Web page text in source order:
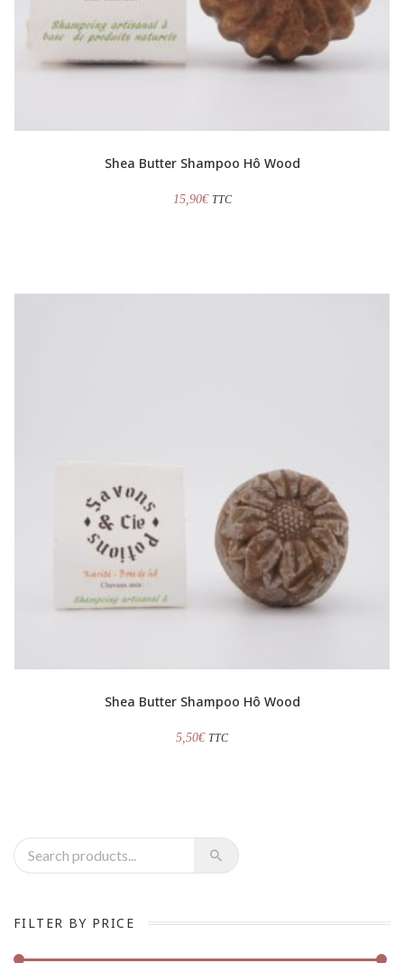
Shea Butter Shampoo Hô Wood
15,90€ TTC
Shea Butter Shampoo Hô Wood
5,50€ TTC
Recherche pour :
FILTER BY PRICE